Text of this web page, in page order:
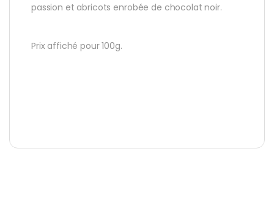
passion et abricots enrobée de chocolat noir.
Prix affiché pour 100g.